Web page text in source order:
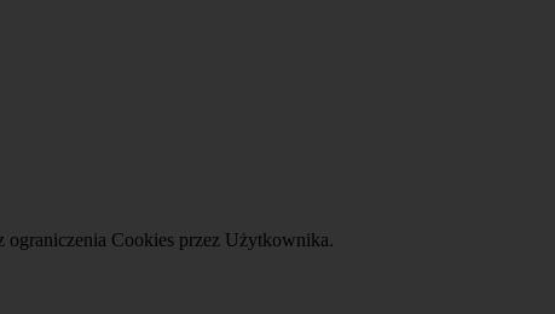
ograniczenia Cookies przez Użytkownika.